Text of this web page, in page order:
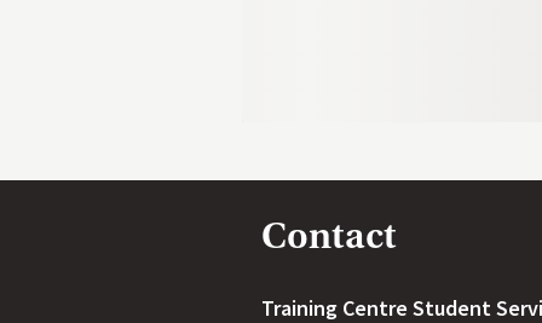
Contact
Training Centre Student